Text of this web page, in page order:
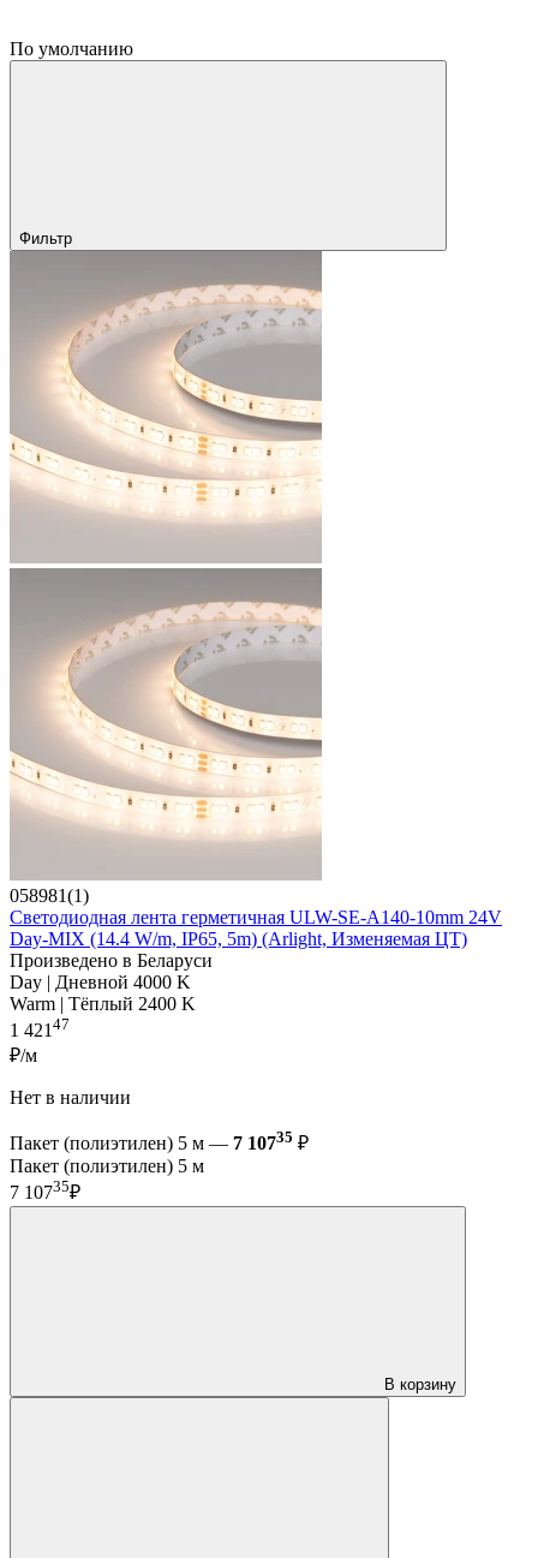
По умолчанию
Фильтр
058981(1)
Светодиодная лента герметичная ULW-SE-A140-10mm 24V
Day-MIX (14.4 W/m, IP65, 5m) (Arlight, Изменяемая ЦТ)
Произведено в Беларуси
Day | Дневной 4000 K
Warm | Тёплый 2400 K
1 421 47
₽/м
Нет в наличии
Пакет (полиэтилен) 5 м — 7 10735 ₽
Пакет (полиэтилен) 5 м
7 10735₽
В корзину